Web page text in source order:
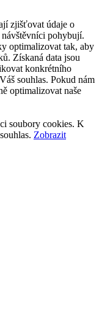
zjišťovat údaje o
návštěvníci pohybují.
optimalizovat tak, aby
Získaná data jsou
konkrétního
souhlas. Pokud nám
optimalizovat naše
soubory cookies. K
Zobrazit